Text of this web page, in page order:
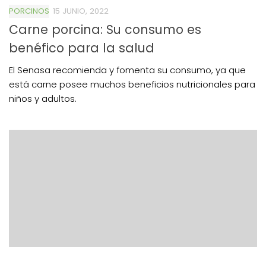
PORCINOS 15 JUNIO, 2022
Carne porcina: Su consumo es
benéfico para la salud
El Senasa recomienda y fomenta su consumo, ya que
está carne posee muchos beneficios nutricionales para
niños y adultos.